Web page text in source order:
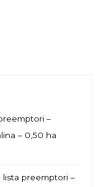
–
– 0,50 ha
lista preemptori –